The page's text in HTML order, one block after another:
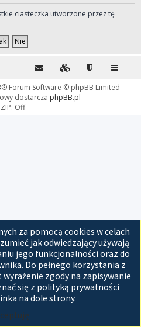
ciasteczka utworzone przez tę
za pomocą cookies w celach
jak odwiedzający używają
jego funkcjonalności oraz do
Do pełnego korzystania z
zgody na zapisywanie
się z polityką prywatności
na dole strony.
® Forum Software © phpBB Limited
dostarcza phpBB.pl
Off